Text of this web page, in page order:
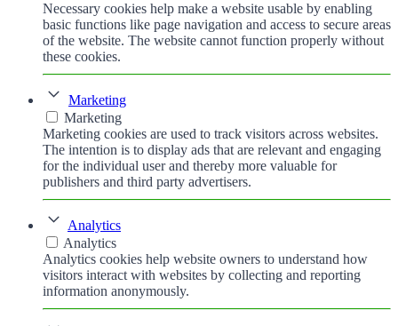
Necessary cookies help make a website usable by enabling
basic functions like page navigation and access to secure areas
of the website. The website cannot function properly without
these cookies.
Marketing
Marketing
Marketing cookies are used to track visitors across websites.
The intention is to display ads that are relevant and engaging
for the individual user and thereby more valuable for
publishers and third party advertisers.
Analytics
Analytics
Analytics cookies help website owners to understand how
visitors interact with websites by collecting and reporting
information anonymously.